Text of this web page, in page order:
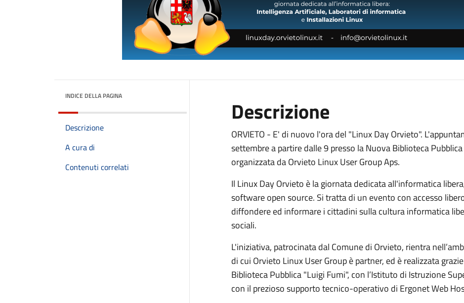
INDICE DELLA PAGINA
Descrizione
A cura di
Contenuti correlati
Descrizione
ORVIETO - E' di nuovo l'ora del "Linux Day Orvieto".
settembre a partire dalle 9 presso la Nuova Biblioteca
organizzata da Orvieto Linux User Group Aps.
Il Linux Day Orvieto è la giornata dedicata all'informatica
software open source. Si tratta di un evento con accesso
diffondere ed informare i cittadini sulla cultura informatica
sociali.
L'iniziativa, patrocinata dal Comune di Orvieto, rientra
di cui Orvieto Linux User Group è partner, ed è realizzata
Biblioteca Pubblica "Luigi Fumi", con l’Istituto di Istruzione
con il prezioso supporto tecnico-operativo di Ergonet Web